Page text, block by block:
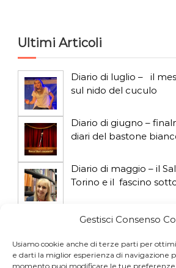
Gestisci Consenso
Usiamo cookie anche di terze parti per
e darti la miglior esperienza di navigazione
momento puoi modificare le tue preferenze
Ultimi Articoli
Diario di luglio – il
sul nido del cuculo
Diario di giugno –
diari del bastone
Diario di maggio – il
Torino e il fascino
Diario di aprile: si
Diario di marzo: salva